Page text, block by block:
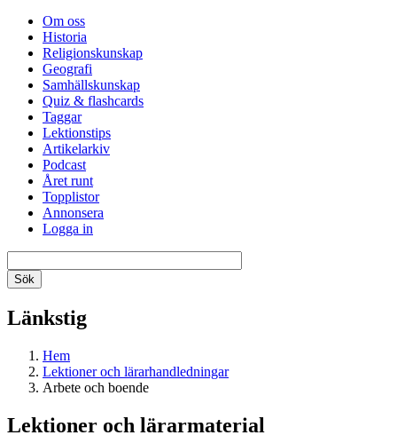
Om oss
Historia
Religionskunskap
Geografi
Samhällskunskap
Quiz & flashcards
Taggar
Lektionstips
Artikelarkiv
Podcast
Året runt
Topplistor
Annonsera
Logga in
Länkstig
Hem
Lektioner och lärarhandledningar
Arbete och boende
Lektioner och lärarmaterial